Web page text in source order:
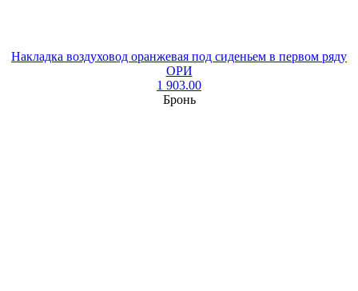
Накладка воздуховод оранжевая под сиденьем в первом ряду
ОРИ
1 903.00
Бронь